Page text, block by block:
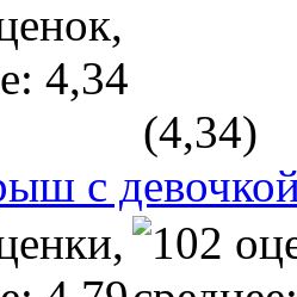
(4,34)
с